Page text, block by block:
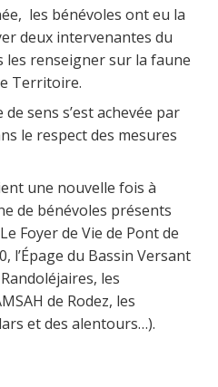
les bénévoles ont eu la
deux intervenantes du
les renseigner sur la faune
Territoire.
sens s’est achevée par
le respect des mesures
une nouvelle fois à
de bénévoles présents
Foyer de Vie de Pont de
l’Épage du Bassin Versant
les
de Rodez, les
et des alentours…).